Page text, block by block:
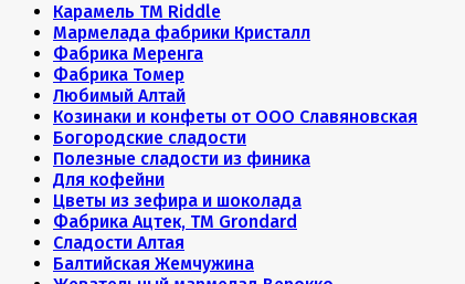
Карамель ТМ Riddle
Мармелада фабрики Кристалл
Фабрика Меренга
Фабрика Томер
Любимый Алтай
Козинаки и конфеты от ООО Славяновская
Богородские сладости
Полезные сладости из финика
Для кофейни
Цветы из зефира и шоколада
Фабрика Ацтек, ТМ Grondard
Сладости Алтая
Балтийская Жемчужина